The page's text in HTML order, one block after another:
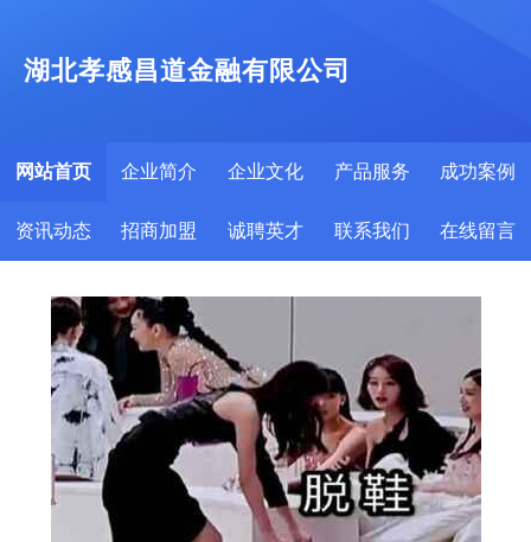
湖北孝感昌道金融有限公司
网站首页 企业简介 企业文化 产品服务 成功案例
资讯动态 招商加盟 诚聘英才 联系我们 在线留言